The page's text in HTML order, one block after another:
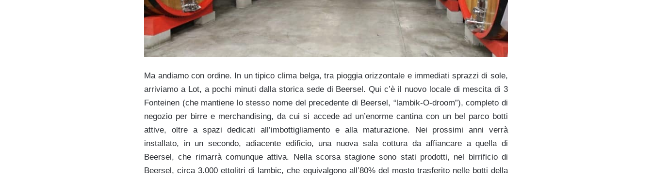
Ma andiamo con ordine. In un tipico clima belga, tra pioggia orizzontale e immediati sprazzi di sole,
arriviamo a Lot, a pochi minuti dalla storica sede di Beersel. Qui c’è il nuovo locale di mescita di 3
Fonteinen (che mantiene lo stesso nome del precedente di Beersel, “lambik-O-droom”), completo di
negozio per birre e merchandising, da cui si accede ad un’enorme cantina con un bel parco botti
attive, oltre a spazi dedicati all’imbottigliamento e alla maturazione. Nei prossimi anni verrà
installato, in un secondo, adiacente edificio, una nuova sala cottura da affiancare a quella di
Beersel, che rimarrà comunque attiva. Nella scorsa stagione sono stati prodotti, nel birrificio di
Beersel, circa 3.000 ettolitri di lambic, che equivalgono all’80% del mosto trasferito nelle botti della